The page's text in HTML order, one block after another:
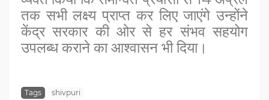
तक सभी लक्ष्य प्राप्त कर लिए जाएंगे उन्होंने
केंद्र सरकार की ओर से हर संभव सहयोग
उपलब्ध कराने का आश्वासन भी दिया।
Tags shivpuri